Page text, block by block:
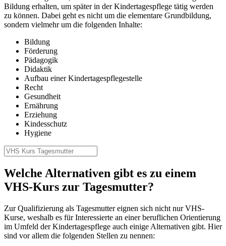
Bildung erhalten, um später in der Kindertagespflege tätig werden
zu können. Dabei geht es nicht um die elementare Grundbildung,
sondern vielmehr um die folgenden Inhalte:
Bildung
Förderung
Pädagogik
Didaktik
Aufbau einer Kindertagespflegestelle
Recht
Gesundheit
Ernährung
Erziehung
Kindesschutz
Hygiene
Welche Alternativen gibt es zu einem
VHS-Kurs zur Tagesmutter?
Zur Qualifizierung als Tagesmutter eignen sich nicht nur VHS-
Kurse, weshalb es für Interessierte an einer beruflichen Orientierung
im Umfeld der Kindertagespflege auch einige Alternativen gibt. Hier
sind vor allem die folgenden Stellen zu nennen: